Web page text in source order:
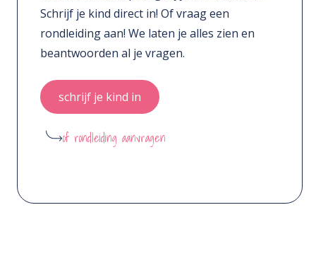
Schrijf je kind direct in! Of vraag een
rondleiding aan! We laten je alles zien en
beantwoorden al je vragen.
schrijf je kind in
of rondleiding aanvragen